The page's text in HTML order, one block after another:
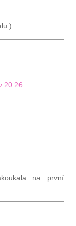
20:26
na první